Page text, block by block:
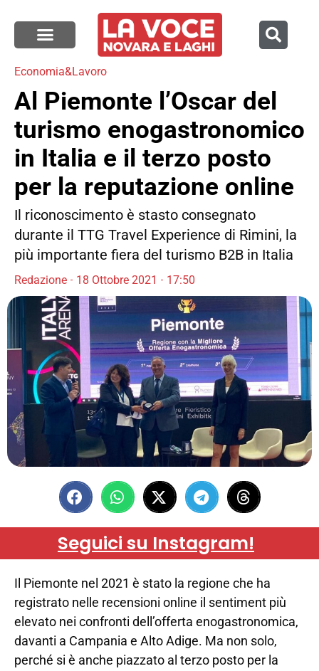
Economia&Lavoro
Al Piemonte l’Oscar del
turismo enogastronomico
in Italia e il terzo posto
per la reputazione online
Il riconoscimento è stasto consegnato
durante il TTG Travel Experience di Rimini, la
più importante fiera del turismo B2B in Italia
Redazione 18 Ottobre 2021 17:50
Seguici su Instagram!
Il Piemonte nel 2021 è stato la regione che ha
registrato nelle recensioni online il sentiment più
elevato nei confronti dell’offerta enogastronomica,
davanti a Campania e Alto Adige. Ma non solo,
perché si è anche piazzato al terzo posto per la